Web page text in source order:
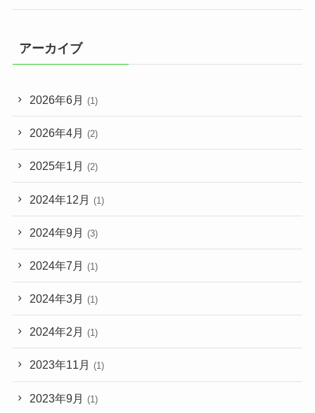
アーカイブ
2026年6月 (1)
2026年4月 (2)
2025年1月 (2)
2024年12月 (1)
2024年9月 (3)
2024年7月 (1)
2024年3月 (1)
2024年2月 (1)
2023年11月 (1)
2023年9月 (1)